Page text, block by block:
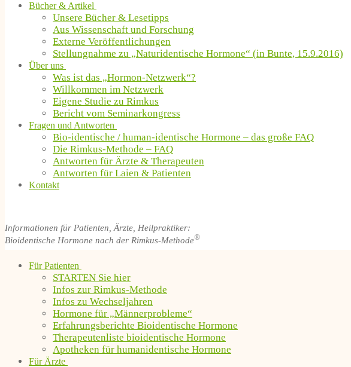
Bücher & Artikel
Unsere Bücher & Lesetipps
Aus Wissenschaft und Forschung
Externe Veröffentlichungen
Stellungnahme zu „Naturidentische Hormone“ (in Bunte, 15.9.2016)
Über uns
Was ist das „Hormon-Netzwerk“?
Willkommen im Netzwerk
Eigene Studie zu Rimkus
Bericht vom Seminarkongress
Fragen und Antworten
Bio-identische / human-identische Hormone – das große FAQ
Die Rimkus-Methode – FAQ
Antworten für Ärzte & Therapeuten
Antworten für Laien & Patienten
Kontakt
Informationen für Patienten, Ärzte, Heilpraktiker:
Bioidentische Hormone nach der Rimkus-Methode®
Für Patienten
STARTEN Sie hier
Infos zur Rimkus-Methode
Infos zu Wechseljahren
Hormone für „Männerprobleme“
Erfahrungsberichte Bioidentische Hormone
Therapeutenliste bioidentische Hormone
Apotheken für humanidentische Hormone
Für Ärzte